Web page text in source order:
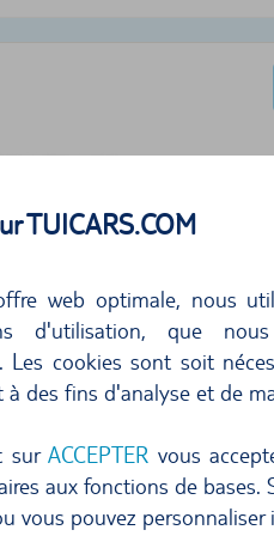
TUICARS.COM
web optimale, nous
d'utilisation, que
Les cookies sont soit
à des fins d'analyse et de
surACCEPTER vous
aux fonctions de
vous pouvez personnaliser
Annulation gratuite
plus d'offres